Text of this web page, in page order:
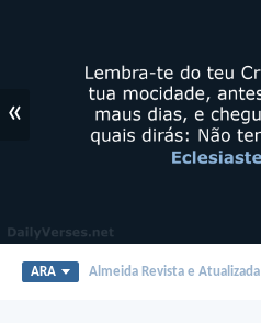
«
ARA Almeida Revista e Atualizada